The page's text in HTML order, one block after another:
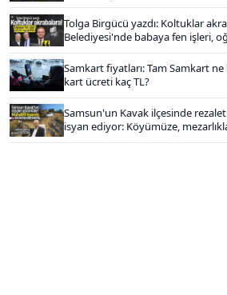
Tolga Birgücü yazdı: Koltuklar
Belediyesi'nde babaya fen işleri,
Samkart fiyatları: Tam Samkart ne
kart ücreti kaç TL?
Samsun'un Kavak ilçesinde
isyan ediyor: Köyümüze,